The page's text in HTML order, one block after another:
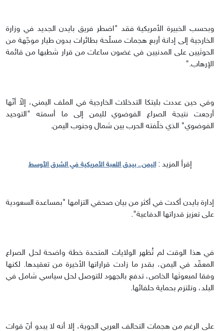
وبحسب الخبيرة الأمريكية فقد "اضطر فريق بايدن الجديد في وزارة
الخارجية إلى إدانة أربع هجمات مسلّحة بطائرات بدون طيار موجّهة من
الحوثيين على المدنيين في غضون ساعات من قرار شطبها من قائمة
الإرهاب."
وفي حين عددت بليتكا التدخلات الخارجية في الملف اليمني، إلاّ أنّها
أرجعت نتيجة الصراع الفوضوي لليمن إلى ما أسمته "التوحيد
الفوضوي" الذي خلّفته الحرب بين شمال وجنوب اليمن.
إقرأ المزيد :اليمن.. بيدق اللعبة الأمريكية في الشرق الأوسط
إدارة بايدن أكدت في أكثر من بيان صحفي التزامها "بمساعدة السعودية
على تعزيز قدراتها الدفاعية".
في هذا الوقت لم تُظهر الولايات المتحدة خطة واضحة لحل الصراع
المعقّد في اليمن، بقدر ما زادت قراراتها الأخيرة من تعقيدها. لكنها
وفقا لمبعوثها الخاص، تدفع بالجهود للتوصل لحل سياسي شامل في
البلد، وتلتزم بحماية حلفائها.
على الرغم من هجمات التحالف العربي الجوية، إلا أنه لا يبدو أنّ قوات